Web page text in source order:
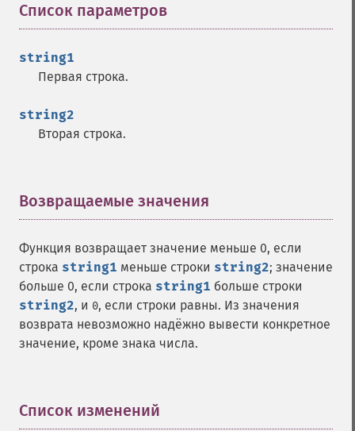
Список параметров
string1
Первая строка.
string2
Вторая строка.
Возвращаемые значения
Функция возвращает значение меньше 0, если
строка string1 меньше строки string2; значение
больше 0, если строка string1 больше строки
string2, и 0, если строки равны. Из значения
возврата невозможно надёжно вывести конкретное
значение, кроме знака числа.
Список изменений